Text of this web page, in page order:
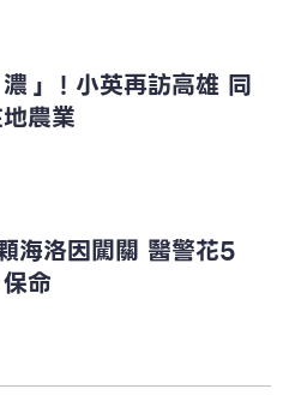
」！小英再訪高雄 同
農業
海洛因闖關 醫警花5
命